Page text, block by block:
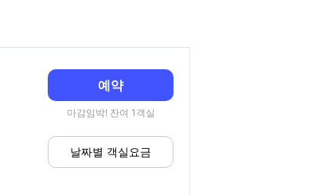
예약
마감임박! 잔여 1객실
날짜별 객실요금